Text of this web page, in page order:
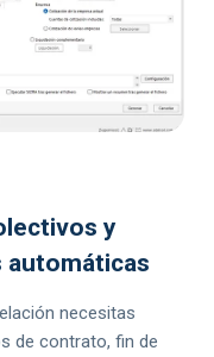
y
automáticas
necesitas
de contrato, fin de